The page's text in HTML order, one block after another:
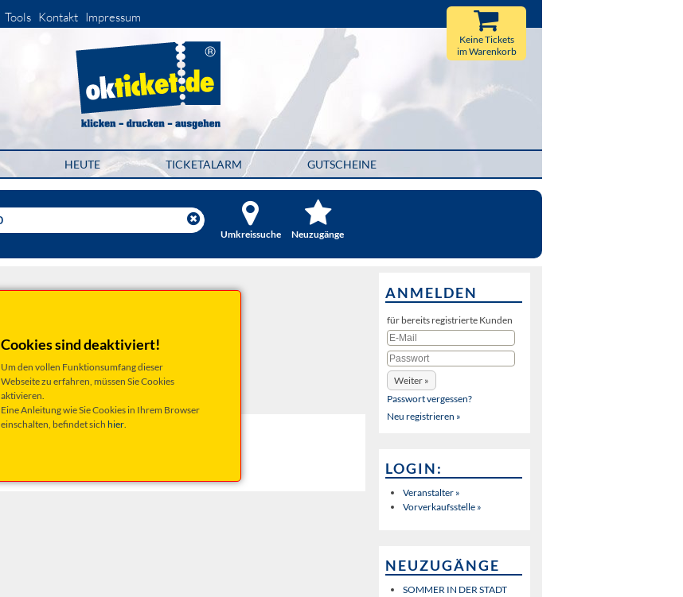
Tools Kontakt Impressum
HEUTE TICKETALARM GUTSCHEINE
Keine Tickets
im Warenkorb
Umkreissuche Neuzugänge
Cookies sind deaktiviert!
Um den vollen Funktionsumfang dieser
Webseite zu erfahren, müssen Sie Cookies
aktivieren.
Eine Anleitung wie Sie Cookies in Ihrem Browser
einschalten, befindet sich hier.
ANMELDEN
für bereits registrierte Kunden
Passwort vergessen?
Neu registrieren »
LOGIN:
Veranstalter »
Vorverkaufsstelle »
NEUZUGÄNGE
SOMMER IN DER STADT